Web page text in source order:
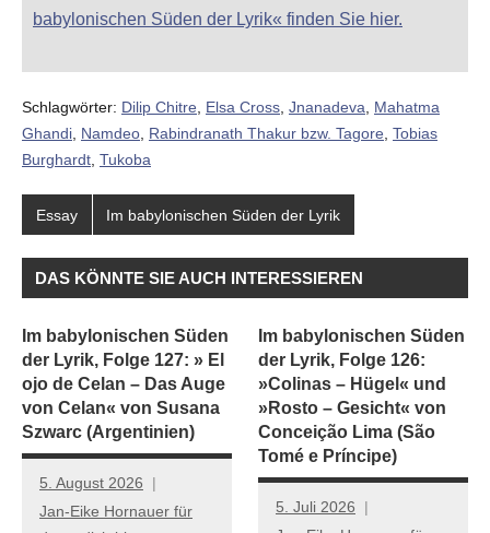
babylonischen Süden der Lyrik« finden Sie hier.
Schlagwörter: Dilip Chitre, Elsa Cross, Jnanadeva, Mahatma
Ghandi, Namdeo, Rabindranath Thakur bzw. Tagore, Tobias
Burghardt, Tukoba
Essay Im babylonischen Süden der Lyrik
DAS KÖNNTE SIE AUCH INTERESSIEREN
Im babylonischen Süden
der Lyrik, Folge 127: » El
ojo de Celan – Das Auge
von Celan« von Susana
Szwarc (Argentinien)
5. August 2026
Jan-Eike Hornauer für
Im babylonischen Süden
der Lyrik, Folge 126:
»Colinas – Hügel« und
»Rosto – Gesicht« von
Conceição Lima (São
Tomé e Príncipe)
5. Juli 2026